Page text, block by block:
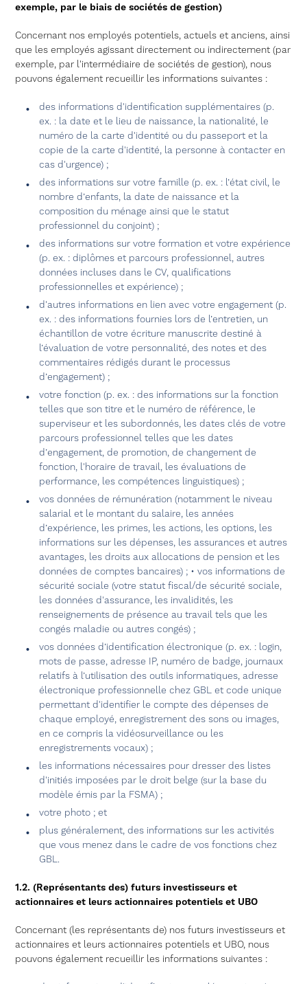
exemple, par le biais de sociétés de gestion)
Concernant nos employés potentiels, actuels et anciens, ainsi
que les employés agissant directement ou indirectement (par
exemple, par l'intermédiaire de sociétés de gestion), nous
pouvons également recueillir les informations suivantes :
des informations d'identification supplémentaires (p.
ex. : la date et le lieu de naissance, la nationalité, le
numéro de la carte d'identité ou du passeport et la
copie de la carte d'identité, la personne à contacter en
cas d'urgence) ;
des informations sur votre famille (p. ex. : l’état civil, le
nombre d’enfants, la date de naissance et la
composition du ménage ainsi que le statut
professionnel du conjoint) ;
des informations sur votre formation et votre expérience
(p. ex. : diplômes et parcours professionnel, autres
données incluses dans le CV, qualifications
professionnelles et expérience) ;
d'autres informations en lien avec votre engagement (p.
ex. : des informations fournies lors de l’entretien, un
échantillon de votre écriture manuscrite destiné à
l’évaluation de votre personnalité, des notes et des
commentaires rédigés durant le processus
d’engagement) ;
votre fonction (p. ex. : des informations sur la fonction
telles que son titre et le numéro de référence, le
superviseur et les subordonnés, les dates clés de votre
parcours professionnel telles que les dates
d’engagement, de promotion, de changement de
fonction, l'horaire de travail, les évaluations de
performance, les compétences linguistiques) ;
vos données de rémunération (notamment le niveau
salarial et le montant du salaire, les années
d’expérience, les primes, les actions, les options, les
informations sur les dépenses, les assurances et autres
avantages, les droits aux allocations de pension et les
données de comptes bancaires) ; • vos informations de
sécurité sociale (votre statut fiscal/de sécurité sociale,
les données d'assurance, les invalidités, les
renseignements de présence au travail tels que les
congés maladie ou autres congés) ;
vos données d’identification électronique (p. ex. : login,
mots de passe, adresse IP, numéro de badge, journaux
relatifs à l’utilisation des outils informatiques, adresse
électronique professionnelle chez GBL et code unique
permettant d'identifier le compte des dépenses de
chaque employé, enregistrement des sons ou images,
en ce compris la vidéosurveillance ou les
enregistrements vocaux) ;
les informations nécessaires pour dresser des listes
d'initiés imposées par le droit belge (sur la base du
modèle émis par la FSMA) ;
votre photo ; et
plus généralement, des informations sur les activités
que vous menez dans le cadre de vos fonctions chez
GBL.
1.2. (Représentants des) futurs investisseurs et
actionnaires et leurs actionnaires potentiels et UBO
Concernant (les représentants de) nos futurs investisseurs et
actionnaires et leurs actionnaires potentiels et UBO, nous
pouvons également recueillir les informations suivantes :